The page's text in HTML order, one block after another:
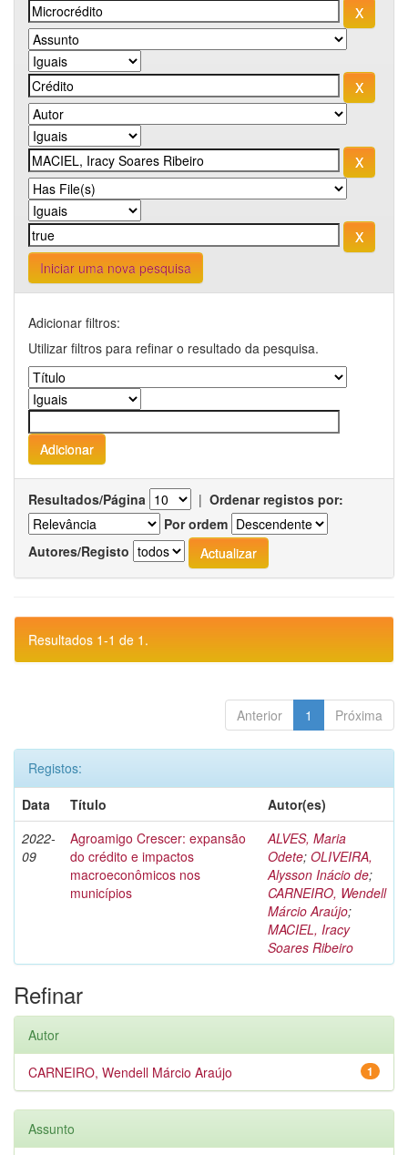
Iniciar uma nova pesquisa
Adicionar filtros:
Utilizar filtros para refinar o resultado da pesquisa.
Resultados/Página | Ordenar registos por:
Por ordem
Autores/Registo
Resultados 1-1 de 1.
Anterior 1 Próxima
Registos:
Data
Título
Autor(es)
2022-
09
Agroamigo Crescer: expansão
do crédito e impactos
macroeconômicos nos
municípios
ALVES, Maria
Odete; OLIVEIRA,
Alysson Inácio de;
CARNEIRO, Wendell
Márcio Araújo;
MACIEL, Iracy
Soares Ribeiro
Refinar
Autor
1
CARNEIRO, Wendell Márcio Araújo
Assunto